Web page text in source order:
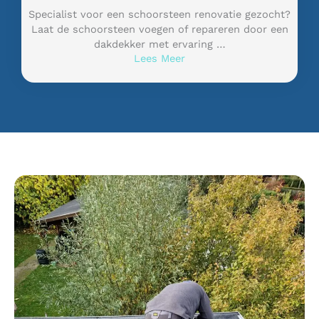
Specialist voor een schoorsteen renovatie gezocht?
Laat de schoorsteen voegen of repareren door een
dakdekker met ervaring …
Lees Meer